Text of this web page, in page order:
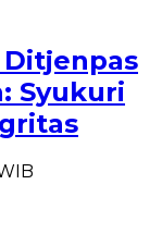
Ditjenpas
Syukuri